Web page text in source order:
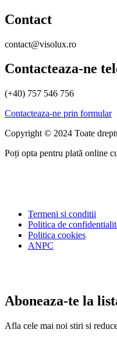
Contact
contact@visolux.ro
Contacteaza-ne
(+40) 757 546 756
Contacteaza-ne prin formular
Copyright © 2024 Toate
Poți opta pentru plată online
Termeni si conditii
Politica de
Politica cookies
ANPC
Aboneaza-te la
Afla cele mai noi stiri si